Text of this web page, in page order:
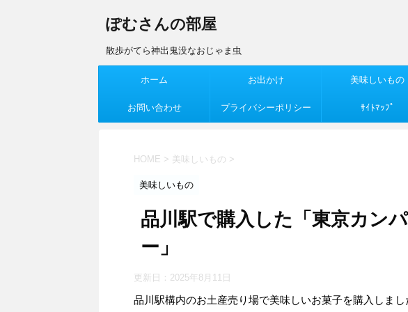
ぽむさんの部屋
散歩がてら神出鬼没なおじゃま虫
ホーム お出かけ 美味しいもの
お問い合わせ プライバシーポリシー ｻｲﾄﾏｯﾌﾟ
HOME > 美味しいもの >
美味しいもの
品川駅で購入した「東京カン
ー」
更新日： 2025年8月11日
品川駅構内のお土産売り場で美味しいお菓子を購入しまし